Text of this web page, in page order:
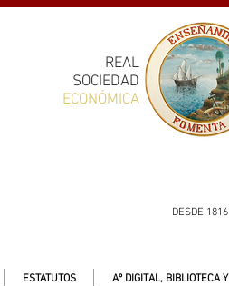
REAL
SOCIEDAD
ECONÓMICA
DESDE 1816
ESTATUTOS Aº DIGITAL, BIBLIOTECA